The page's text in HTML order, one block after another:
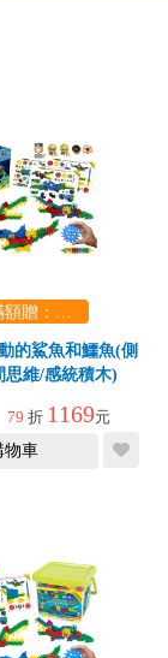
1800滿額贈：口袋玩具一份（隨機出貨） (summer read)
的鯊魚和鱷魚(側
思維/感統積木)
79 折 1169元
物車